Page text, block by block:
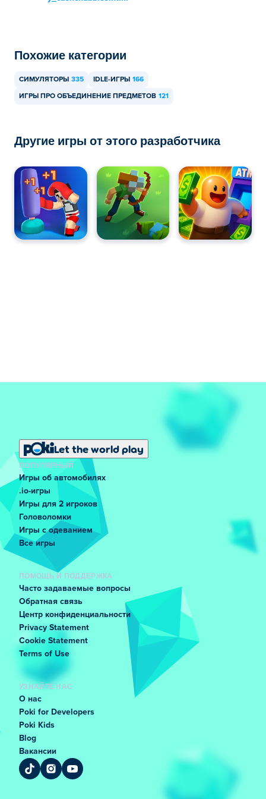
мобильных устройствах, таких как телефоны и
Похожие категории
СИМУЛЯТОРЫ 335 IDLE-ИГРЫ 166
ИГРЫ ПРО ОБЪЕДИНЕНИЕ ПРЕДМЕТОВ 121
Другие игры от этого разработчика
Let the world play
ПОПУЛЯРНЫЙ
Игры об автомобилях
.io-игры
Игры для 2 игроков
Головоломки
Игры с одеванием
Все игры
ПОМОЩЬ И ПОДДЕРЖКА
Часто задаваемые вопросы
Обратная связь
Центр конфиденциальности
Privacy Statement
Cookie Statement
Terms of Use
УЗНАЙТЕ НАС
О нас
Poki for Developers
Poki Kids
Blog
Вакансии